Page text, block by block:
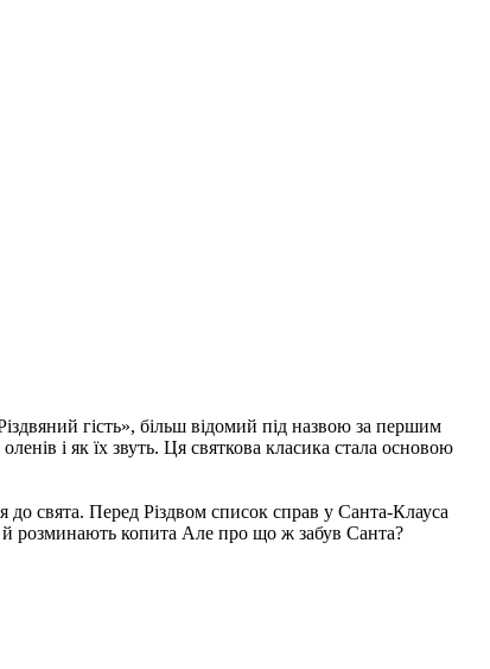
гість», більш відомий під назвою за першим
і як їх звуть. Ця святкова класика стала основою
свята. Перед Різдвом список справ у Санта-Клауса
й розминають копита Але про що ж забув Санта?